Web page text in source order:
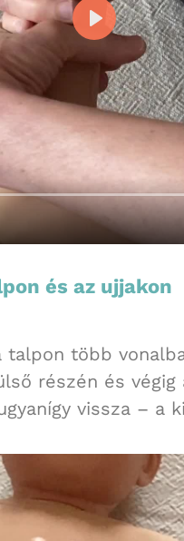
és az ujjakon
talpon több
részén és
vissza – a